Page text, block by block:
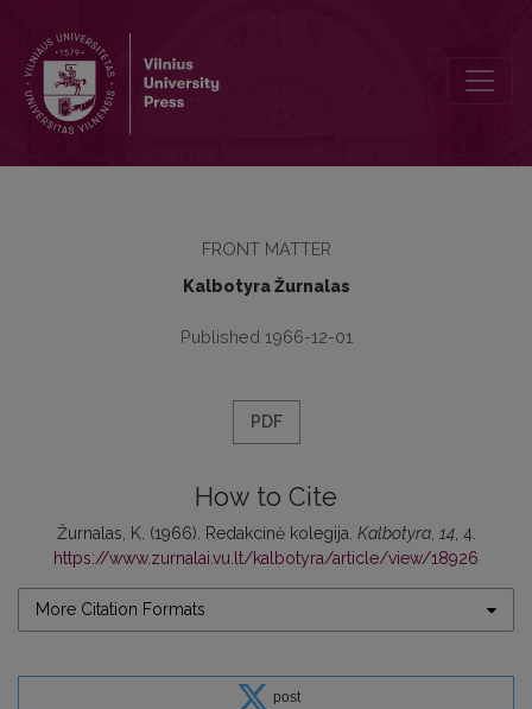
FRONT MATTER
Kalbotyra Žurnalas
Published 1966-12-01
PDF
How to Cite
Žurnalas, K. (1966). Redakcinė kolegija. Kalbotyra, 14, 4.
https://www.zurnalai.vu.lt/kalbotyra/article/view/18926
More Citation Formats
post